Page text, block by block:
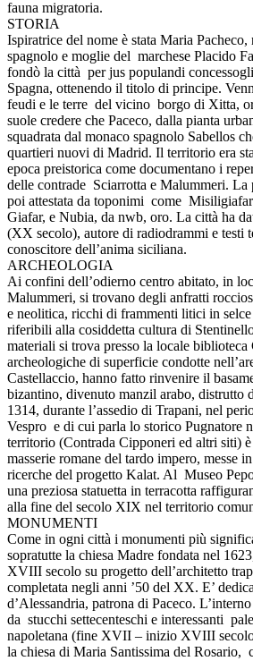
fauna migratoria.
STORIA
Ispiratrice del nome è stata Maria
spagnolo e moglie del marchese Placido
fondò la città per jus populandi
Spagna, ottenendo il titolo di principe.
feudi e le terre del vicino borgo di Xitta,
suole credere che Paceco, dalla pianta
squadrata dal monaco spagnolo Sabellos
quartieri nuovi di Madrid. Il territorio era
epoca preistorica come documentano i
delle contrade Sciarrotta e Malummeri. La
poi attestata da toponimi come
Giafar, e Nubia, da nwb, oro. La città ha
(XX secolo), autore di radiodrammi e testi
conoscitore dell’anima siciliana.
ARCHEOLOGIA
Ai confini dell’odierno centro abitato, in
Malummeri, si trovano degli anfratti
e neolitica, ricchi di frammenti litici in
riferibili alla cosiddetta cultura di
materiali si trova presso la locale
archeologiche di superficie condotte
Castellaccio, hanno fatto rinvenire il
bizantino, divenuto manzil arabo, distrutto
1314, durante l’assedio di Trapani, nel
Vespro e di cui parla lo storico Pugnatore
territorio (Contrada Cipponeri ed altri siti)
masserie romane del tardo impero, messe
ricerche del progetto Kalat. Al Museo
una preziosa statuetta in terracotta
alla fine del secolo XIX nel territorio
MONUMENTI
Come in ogni città i monumenti più
sopratutte la chiesa Madre fondata nel
XVIII secolo su progetto dell’architetto
completata negli anni ’50 del XX. E’
d’Alessandria, patrona di Paceco.
da stucchi settecenteschi e interessanti
napoletana (fine XVII – inizio XVIII
la chiesa di Maria Santissima del Rosario,